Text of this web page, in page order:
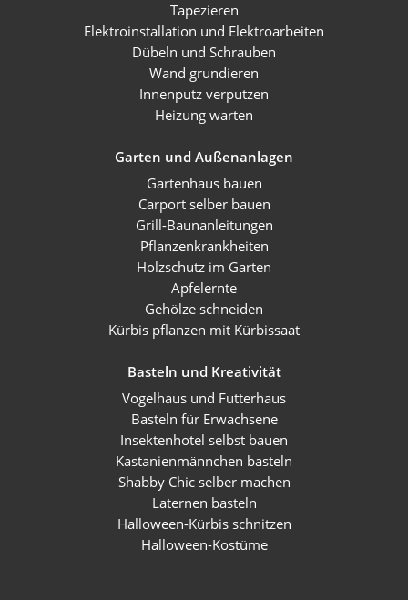
Tapezieren
Elektroinstallation und Elektroarbeiten
Dübeln und Schrauben
Wand grundieren
Innenputz verputzen
Heizung warten
Garten und Außenanlagen
Gartenhaus bauen
Carport selber bauen
Grill-Baunanleitungen
Pflanzenkrankheiten
Holzschutz im Garten
Apfelernte
Gehölze schneiden
Kürbis pflanzen mit Kürbissaat
Basteln und Kreativität
Vogelhaus und Futterhaus
Basteln für Erwachsene
Insektenhotel selbst bauen
Kastanienmännchen basteln
Shabby Chic selber machen
Laternen basteln
Halloween-Kürbis schnitzen
Halloween-Kostüme